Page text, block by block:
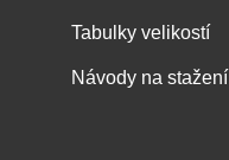
Tabulky velikostí
Návody na stažení